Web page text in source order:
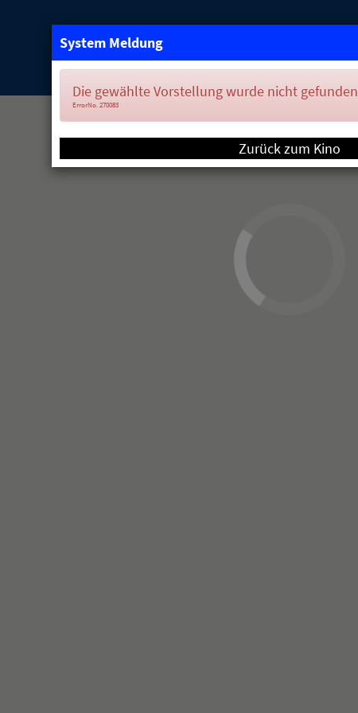
System Meldung
Die gewählte Vorstellung wurde nicht gefunden
ErrorNo. 270083
Zurück zum Kino